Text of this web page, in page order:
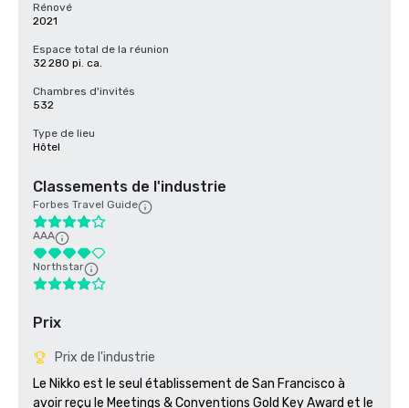
Rénové
2021
Espace total de la réunion
32 280 pi. ca.
Chambres d'invités
532
Type de lieu
Hôtel
Classements de l'industrie
Forbes Travel Guide
AAA
Northstar
Prix
Prix de l'industrie
Le Nikko est le seul établissement de San Francisco à
avoir reçu le Meetings & Conventions Gold Key Award et le